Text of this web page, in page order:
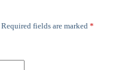
Required fields are marked *